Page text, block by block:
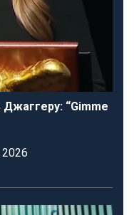
“Gimme